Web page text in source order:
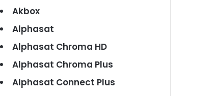
Akbox
Alphasat
Alphasat Chroma HD
Alphasat Chroma Plus
Alphasat Connect Plus